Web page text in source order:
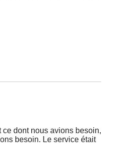
ce dont nous avions besoin,
besoin. Le service était